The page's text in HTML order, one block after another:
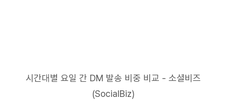
시간대별 요일 간 DM 발송 비중 비교 - 소셜비즈
(SocialBiz)